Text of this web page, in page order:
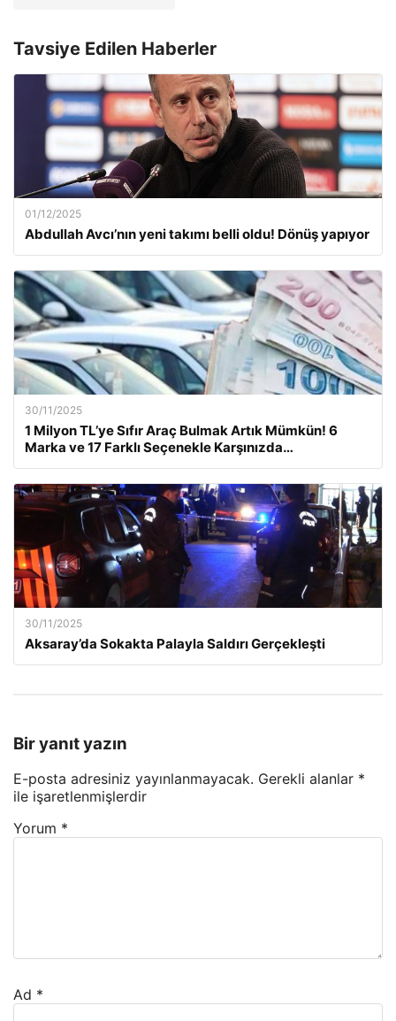
Tavsiye Edilen Haberler
01/12/2025
Abdullah Avcı’nın yeni takımı belli oldu! Dönüş yapıyor
30/11/2025
1 Milyon TL’ye Sıfır Araç Bulmak Artık Mümkün! 6
Marka ve 17 Farklı Seçenekle Karşınızda…
30/11/2025
Aksaray’da Sokakta Palayla Saldırı Gerçekleşti
Bir yanıt yazın
E-posta adresiniz yayınlanmayacak. Gerekli alanlar *
ile işaretlenmişlerdir
Yorum *
Ad *